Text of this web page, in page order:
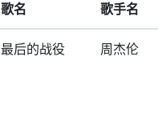
歌名 歌手名
最后的战役 周杰伦